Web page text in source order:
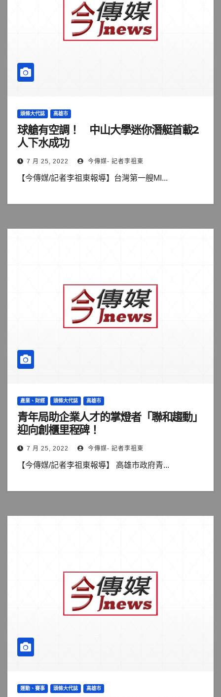
頭條大代誌 高雄市
球艙有空調！ 中山大學迷你潛艇首載2
人下水成功
7 月 25, 2022 今傳媒- 記者李祖東
【今傳媒/記者李祖東報導】台灣第一艘MI...
產業、財經 頭條大代誌 高雄市
青年局助企業人才的掌燈者「聯和趨動」
迎向創櫃里程碑！
7 月 25, 2022 今傳媒- 記者李祖東
【今傳媒/記者李祖東報導】 高雄市政府青...
運動、賽事 頭條大代誌 高雄市